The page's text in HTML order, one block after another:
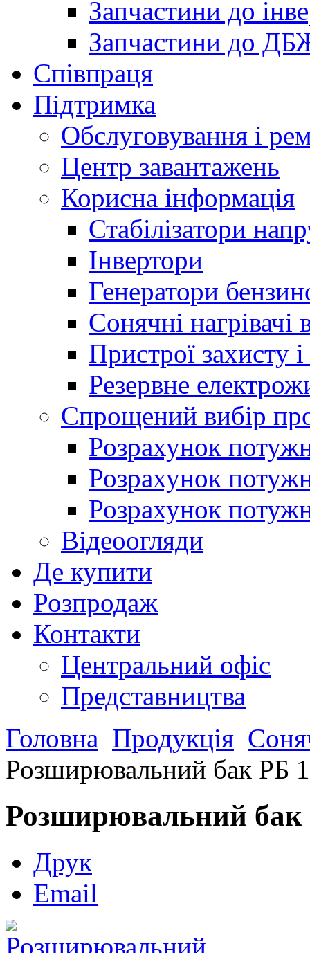
Запчастини до
Запчастини до
Співпраця
Підтримка
Обслуговування і
Центр завантажень
Корисна інформація
Стабілізатори
Інвертори
Генератори
Сонячні нагрівачі
Пристрої захисту і
Резервне
Спрощений вибір
Розрахунок
Розрахунок
Розрахунок
Відеоогляди
Де купити
Розпродаж
Контакти
Центральний офіс
Представництва
Головна Продукція
Розширювальний бак РБ
Розширювальний бак
Друк
Email